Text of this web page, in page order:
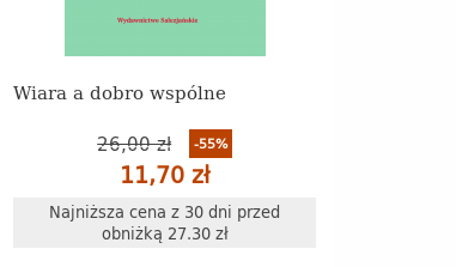
Wiara a dobro wspólne
26,00 zł -55%
11,70 zł
Najniższa cena z 30 dni przed
obniżką 27.30 zł